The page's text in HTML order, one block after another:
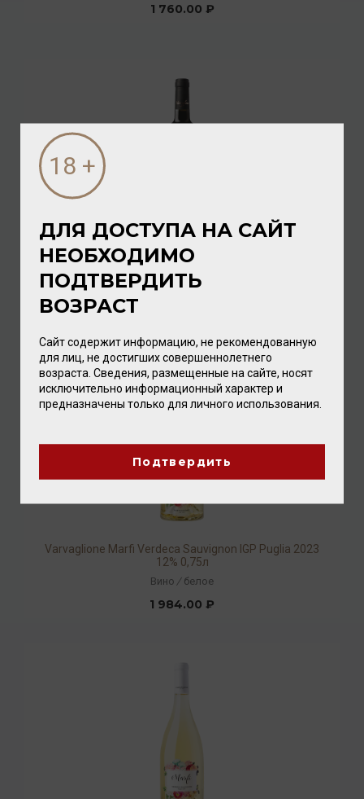
1 760.00 ₽
Varvaglione 12 e Mezzo Primitivo del Salento IGP 2023
Вино / красное
Varvaglione Marfi Verdeca Sauvignon IGP Puglia 2023
12% 0,75л
Вино / белое
1 984.00 ₽
ДЛЯ ДОСТУПА НА САЙТ
НЕОБХОДИМО
ПОДТВЕРДИТЬ
ВОЗРАСТ
Сайт содержит информацию, не рекомендованную
для лиц, не достигших совершеннолетнего
возраста. Сведения, размещенные на сайте, носят
исключительно информационный характер и
предназначены только для личного использования.
Подтвердить